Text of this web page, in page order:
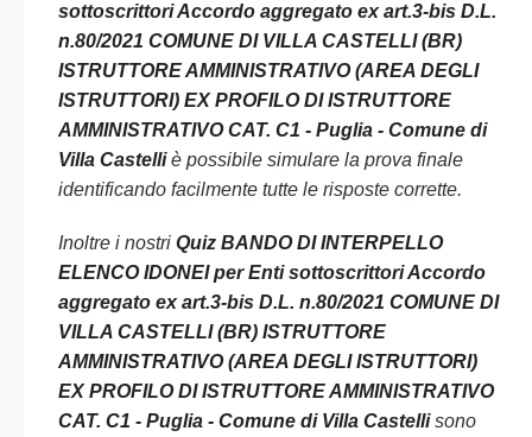
sottoscrittori Accordo aggregato ex art.3-bis D.L.
n.80/2021 COMUNE DI VILLA CASTELLI (BR)
ISTRUTTORE AMMINISTRATIVO (AREA DEGLI
ISTRUTTORI) EX PROFILO DI ISTRUTTORE
AMMINISTRATIVO CAT. C1 - Puglia - Comune di
Villa Castelliè possibile simulare la prova finale
identificando facilmente tutte le risposte corrette.
Inoltre i nostri Quiz BANDO DI INTERPELLO
ELENCO IDONEI per Enti sottoscrittori Accordo
aggregato ex art.3-bis D.L. n.80/2021 COMUNE DI
VILLA CASTELLI (BR) ISTRUTTORE
AMMINISTRATIVO (AREA DEGLI ISTRUTTORI)
EX PROFILO DI ISTRUTTORE AMMINISTRATIVO
CAT. C1 - Puglia - Comune di Villa Castellisono